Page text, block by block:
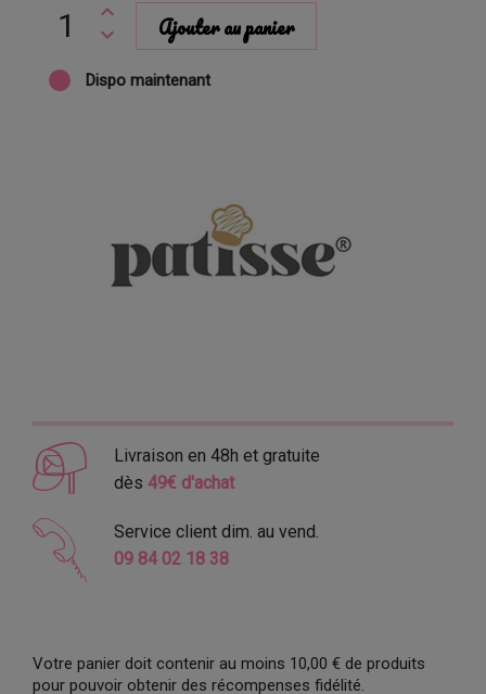
Ajouter au panier
Dispo maintenant
Livraison en 48h et gratuite
dès 49€ d'achat
Service client dim. au vend.
09 84 02 18 38
Votre panier doit contenir au moins 10,00 € de produits
pour pouvoir obtenir des récompenses fidélité.